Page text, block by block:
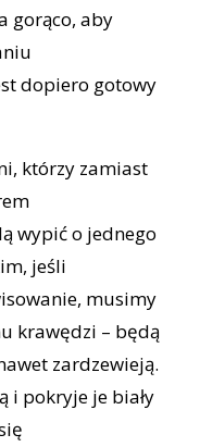
gorąco, aby
dopiero gotowy
którzy zamiast
wypić o jednego
jeśli
musimy
krawędzi – będą
zardzewieją.
i pokryje je biały